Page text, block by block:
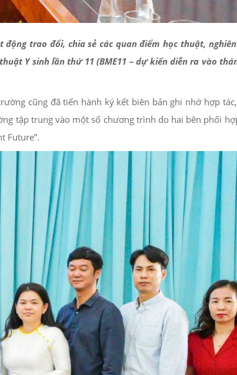
động trao đổi, chia sẻ các quan điểm học thuật,
Y sinh lần thứ 11 (BME11 – dự kiến diễn ra vào
cũng đã tiến hành ký kết biên bản ghi nhớ hợp
tập trung vào một số chương trình do hai bên phối
Future”.